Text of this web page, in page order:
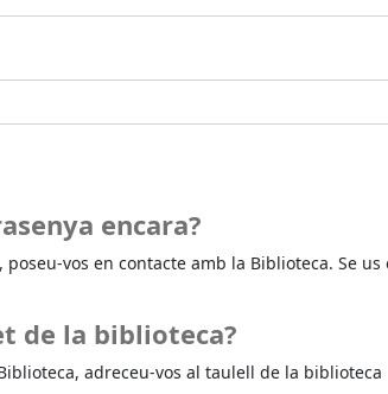
encara?
vos en contacte amb la Biblioteca. Se us
de la biblioteca?
adreceu-vos al taulell de la biblioteca